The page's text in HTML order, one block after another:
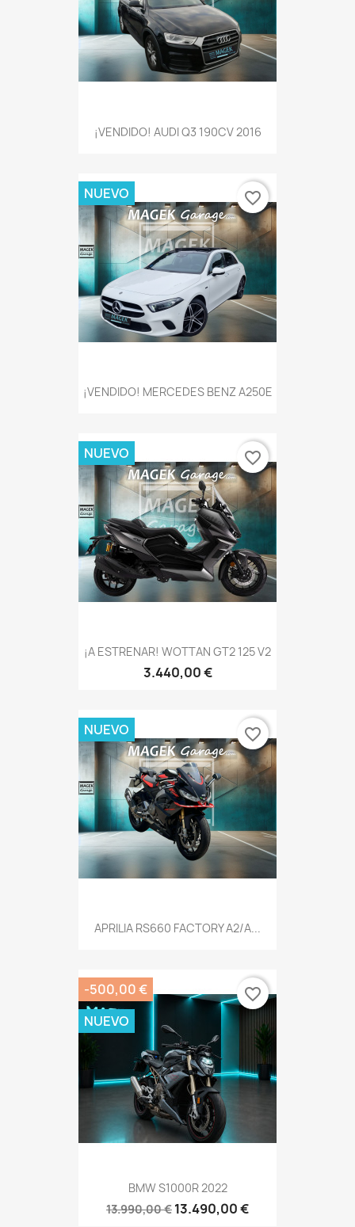
¡VENDIDO! AUDI Q3 190CV 2016
¡VENDIDO! MERCEDES BENZ A250E
NUEVO favorite_border
¡A ESTRENAR! WOTTAN GT2 125 V2
3.440,00 €
NUEVO favorite_border
APRILIA RS660 FACTORY A2/A...
NUEVO favorite_border
BMW S1000R 2022
13.990,00 € 13.490,00 €
-500,00 €
NUEVO
favorite_border